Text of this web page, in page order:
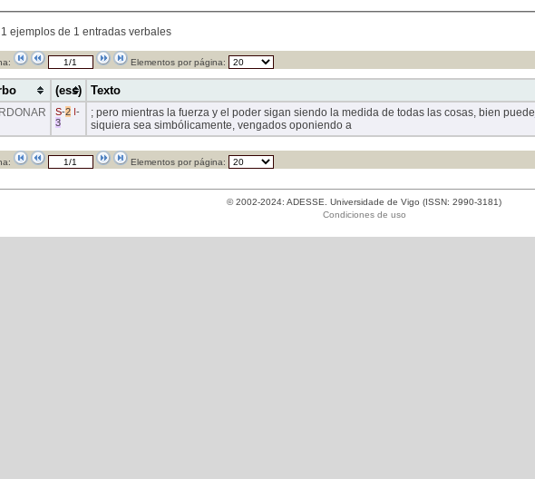
1 ejemplos de 1 entradas verbales
Elementos por página:
(ess) Texto
S-2 -
3
; pero mientras la fuerza y el poder sigan siendo la medida de todas las cosas, bien puede
siquiera sea simbólicamente, vengados oponiendo a
Elementos por página:
© 2002-2024: ADESSE. Universidade de Vigo (ISSN: 2990-3181)
Condiciones de uso